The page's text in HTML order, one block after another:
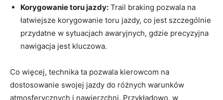
Korygowanie toru jazdy: Trail braking pozwala na
łatwiejsze korygowanie toru jazdy, co jest szczególnie
przydatne w sytuacjach awaryjnych, gdzie precyzyjna
nawigacja jest kluczowa.
Co więcej, technika ta pozwala kierowcom na
dostosowanie swojej jazdy do różnych warunków
atmosferycznych i nawierzchni. Przykładowo, w